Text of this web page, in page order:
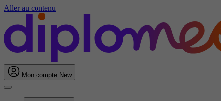
Aller au contenu
Mon compte New